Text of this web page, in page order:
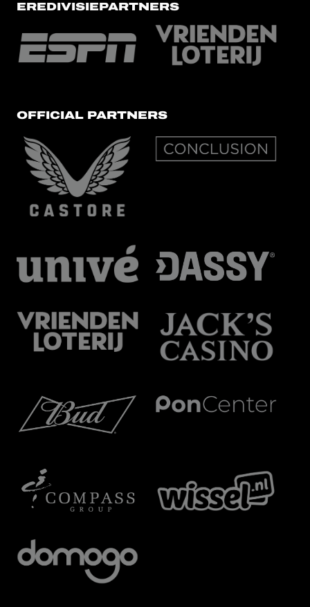
EREDIVISIEPARTNERS
OFFICIAL PARTNERS